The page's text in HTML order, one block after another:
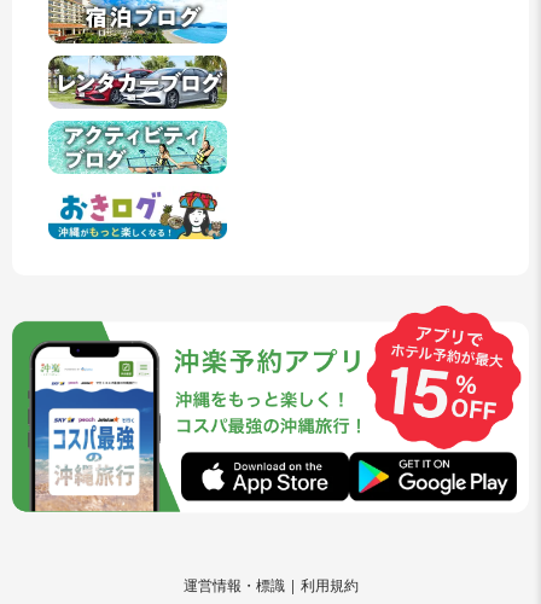
運営情報・標識
利用規約